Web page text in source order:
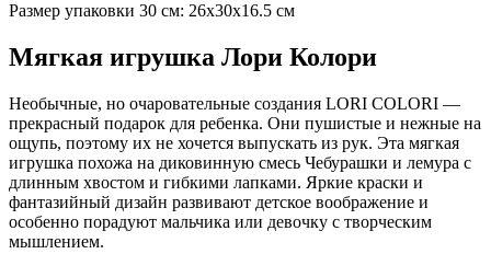
Размер упаковки 30 см: 26х30х16.5 см
Мягкая игрушка Лори Колори
Необычные, но очаровательные создания LORI COLORI —
прекрасный подарок для ребенка. Они пушистые и нежные на
ощупь, поэтому их не хочется выпускать из рук. Эта мягкая
игрушка похожа на диковинную смесь Чебурашки и лемура с
длинным хвостом и гибкими лапками. Яркие краски и
фантазийный дизайн развивают детское воображение и
особенно порадуют мальчика или девочку с творческим
мышлением.